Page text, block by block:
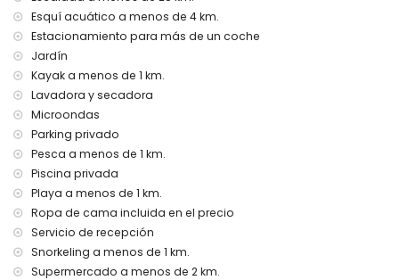
100 kilómetros)
Transporte público cercano: autobús a menos de 1000
metros
No se permite fumar
El alojamiento es muy adecuado para familias con niños
Instalaciones y servicios incluidos en el precio del alquiler
de la villa
Internet (WiFi)
Plancha y tabla de planchar
Ropa de cama y toallas
Servicio de recepción y servicio de emergencia 24 horas
Calefacción central y aire acondicionado
Instalaciones y servicios con cargo adicional
Esquí acuático a menos de 4 km.
Estacionamiento para más de un coche
Jardín
Kayak a menos de 1 km.
Lavadora y secadora
Microondas
Parking privado
Pesca a menos de 1 km.
Piscina privada
Playa a menos de 1 km.
Ropa de cama incluida en el precio
Servicio de recepción
Snorkeling a menos de 1 km.
Supermercado a menos de 2 km.